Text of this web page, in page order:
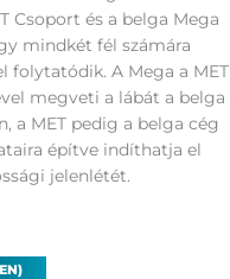
Csoport és a belga Mega
mindkét fél számára
folytatódik. A Mega a MET
megveti a lábát a belga
a MET pedig a belga cég
építve indíthatja el
jelenlétét.